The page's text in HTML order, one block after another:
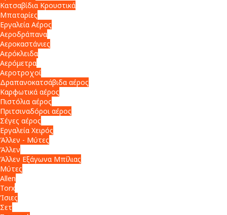
Κατσαβίδια Κρουστικά
Μπαταρίες
Εργαλεία Αέρος
Αεροδράπανα
Αεροκαστάνιες
Αερόκλειδα
Αερόμετρα
Αεροτροχοί
Δραπανοκατσάβιδα αέρος
Καρφωτικά αέρος
Πιστόλια αέρος
Πριτσιναδόροι αέρος
Σέγες αέρος
Εργαλεία Χειρός
Άλλεν - Μύτες
Άλλεν
Άλλεν Εξάγωνα Μπίλιας
Μύτες
Allen
Torx
Ίσιες
Σετ